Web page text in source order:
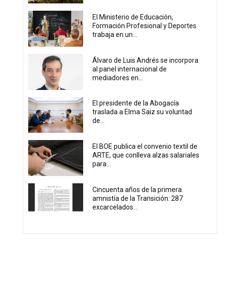
El Ministerio de Educación,
Formación Profesional y Deportes
trabaja en un...
Álvaro de Luis Andrés se incorpora
al panel internacional de
mediadores en...
El presidente de la Abogacía
traslada a Elma Saiz su voluntad
de...
El BOE publica el convenio textil de
ARTE, que conlleva alzas salariales
para...
Cincuenta años de la primera
amnistía de la Transición: 287
excarcelados...